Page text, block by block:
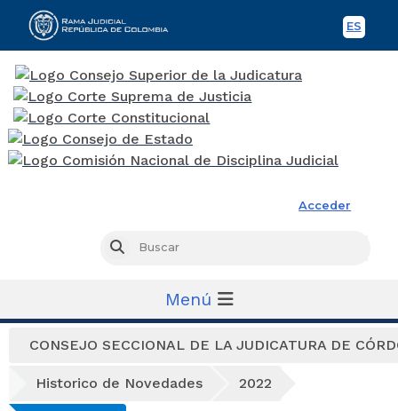
ES
Acceder
Buscar
Menú
CONSEJO SECCIONAL DE LA JUDICATURA DE
Historico de Novedades 2022